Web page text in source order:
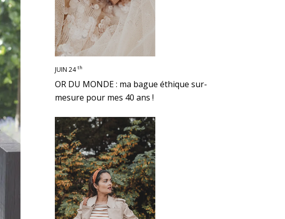
JUIN 24 th
OR DU MONDE : ma bague éthique sur-
mesure pour mes 40 ans !